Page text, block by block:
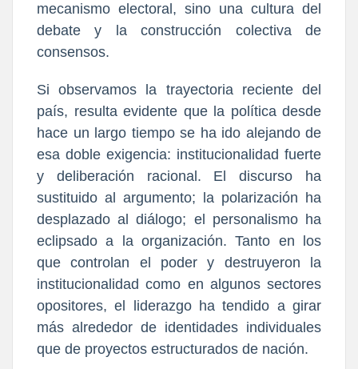
mecanismo electoral, sino una cultura del
debate y la construcción colectiva de
consensos.
Si observamos la trayectoria reciente del
país, resulta evidente que la política desde
hace un largo tiempo se ha ido alejando de
esa doble exigencia: institucionalidad fuerte
y deliberación racional. El discurso ha
sustituido al argumento; la polarización ha
desplazado al diálogo; el personalismo ha
eclipsado a la organización. Tanto en los
que controlan el poder y destruyeron la
institucionalidad como en algunos sectores
opositores, el liderazgo ha tendido a girar
más alrededor de identidades individuales
que de proyectos estructurados de nación.